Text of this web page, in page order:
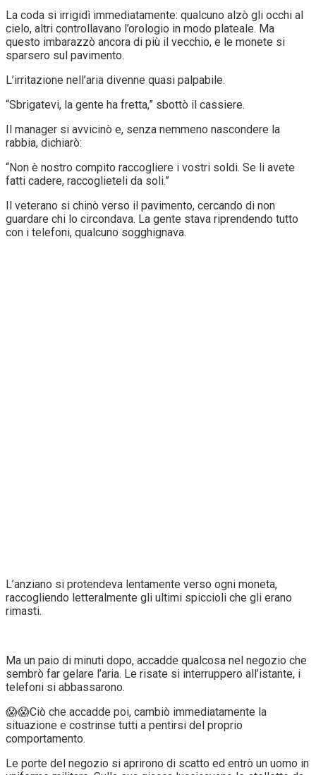
La coda si irrigidì immediatamente: qualcuno alzò gli occhi al
cielo, altri controllavano l’orologio in modo plateale. Ma
questo imbarazzò ancora di più il vecchio, e le monete si
sparsero sul pavimento.
L’irritazione nell’aria divenne quasi palpabile.
“Sbrigatevi, la gente ha fretta,” sbottò il cassiere.
Il manager si avvicinò e, senza nemmeno nascondere la
rabbia, dichiarò:
“Non è nostro compito raccogliere i vostri soldi. Se li avete
fatti cadere, raccoglieteli da soli.”
Il veterano si chinò verso il pavimento, cercando di non
guardare chi lo circondava. La gente stava riprendendo tutto
con i telefoni, qualcuno sogghignava.
L’anziano si protendeva lentamente verso ogni moneta,
raccogliendo letteralmente gli ultimi spiccioli che gli erano
rimasti.
Ma un paio di minuti dopo, accadde qualcosa nel negozio che
sembrò far gelare l’aria. Le risate si interruppero all’istante, i
telefoni si abbassarono.
😱😱Ciò che accadde poi, cambiò immediatamente la
situazione e costrinse tutti a pentirsi del proprio
comportamento.
Le porte del negozio si aprirono di scatto ed entrò un uomo in